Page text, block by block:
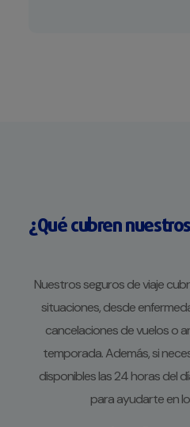
¿Qué cubren
Nuestros seguros de viaje
situaciones, desde
cancelaciones de vuelos o
temporada. Además, si
disponibles las 24 horas del
para ayudarte en